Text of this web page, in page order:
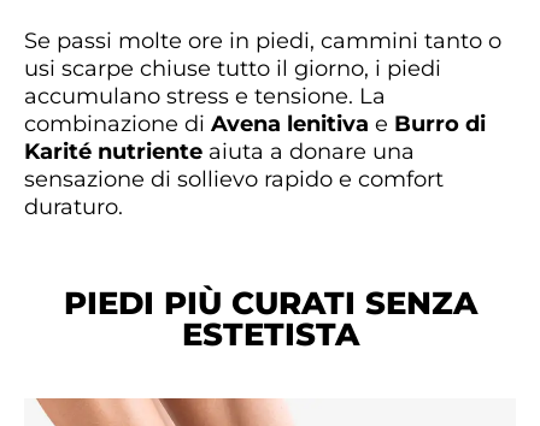
Se passi molte ore in piedi, cammini tanto o
usi scarpe chiuse tutto il giorno, i piedi
accumulano stress e tensione. La
combinazione di Avena lenitiva e Burro di
Karité nutriente aiuta a donare una
sensazione di sollievo rapido e comfort
duraturo.
PIEDI PIÙ CURATI SENZA
ESTETISTA